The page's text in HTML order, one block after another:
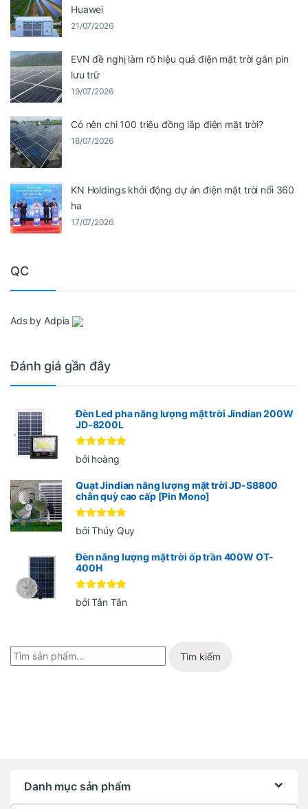
Huawei
21/07/2026
EVN đề nghị làm rõ hiệu quả điện mặt trời gắn pin
lưu trữ
19/07/2026
Có nên chi 100 triệu đồng lắp điện mặt trời?
18/07/2026
KN Holdings khởi động dự án điện mặt trời nổi 360
ha
17/07/2026
QC
Ads by Adpia
Đánh giá gần đây
Đèn Led pha năng lượng mặt trời Jindian 200W
JD-8200L
Được xếp
hạng55
bởi hoàng
Quạt Jindian năng lượng mặt trời JD-S8800
chân quỳ cao cấp [Pin Mono]
Được xếp
hạng 5 5
bởi Thúy Quy
Đèn năng lượng mặt trời ốp trần 400W OT-
400H
Được xếp
hạng 55
bởi Tân Tân
Tìm kiếm
Danh mục sản phẩm